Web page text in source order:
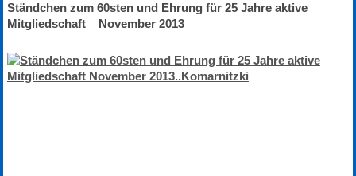
Ständchen zum 60sten und Ehrung für 25 Jahre aktive
Mitgliedschaft November 2013